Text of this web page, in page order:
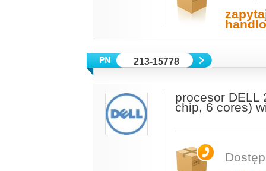
213-15778
procesor DELL
chip, 6 cores)